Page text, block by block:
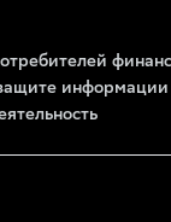
информации